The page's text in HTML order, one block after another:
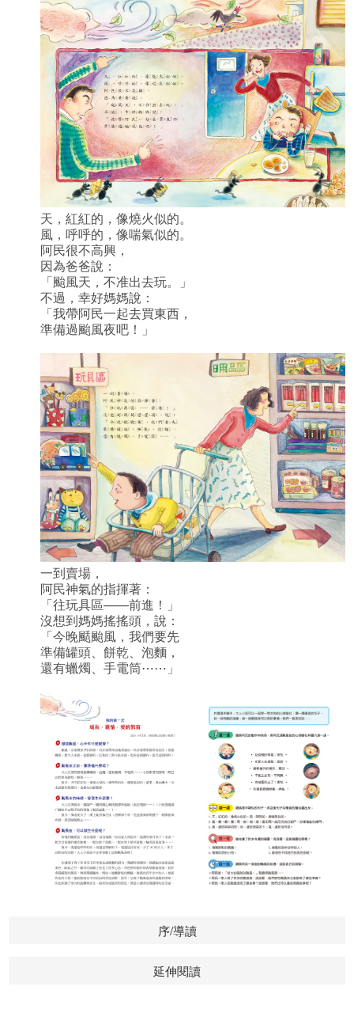
天，紅紅的，像燒火似的。
風，呼呼的，像喘氣似的。
阿民很不高興，
因為爸爸說：
「颱風天，不准出去玩。」
不過，幸好媽媽說：
「我帶阿民一起去買東西，
準備過颱風夜吧！」
一到賣場，
阿民神氣的指揮著：
「往玩具區——前進！」
沒想到媽媽搖搖頭，說：
「今晚颳颱風，我們要先
準備罐頭、餅乾、泡麵，
還有蠟燭、手電筒⋯⋯」
序/導讀
延伸閱讀